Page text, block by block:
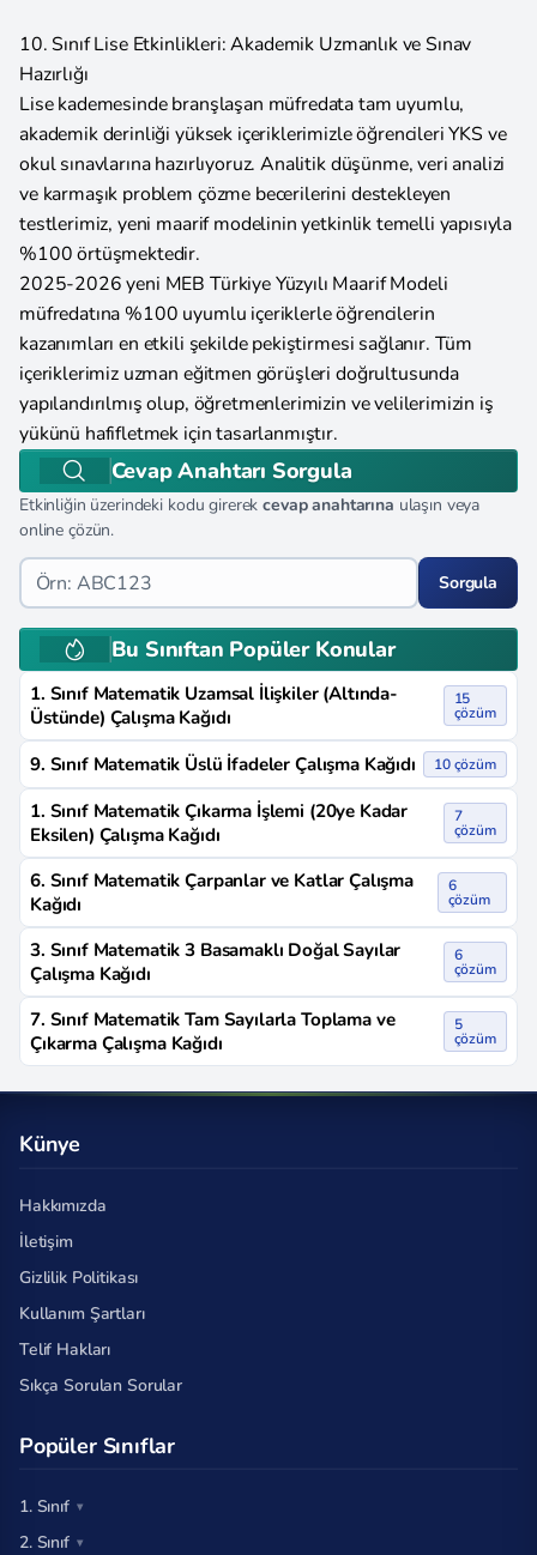
10. Sınıf Lise Etkinlikleri: Akademik Uzmanlık ve Sınav
Hazırlığı
Lise kademesinde branşlaşan müfredata tam uyumlu,
akademik derinliği yüksek içeriklerimizle öğrencileri YKS ve
okul sınavlarına hazırlıyoruz. Analitik düşünme, veri analizi
ve karmaşık problem çözme becerilerini destekleyen
testlerimiz, yeni maarif modelinin yetkinlik temelli yapısıyla
%100 örtüşmektedir.
2025-2026 yeni MEB Türkiye Yüzyılı Maarif Modeli
müfredatına %100 uyumlu içeriklerle öğrencilerin
kazanımları en etkili şekilde pekiştirmesi sağlanır. Tüm
içeriklerimiz uzman eğitmen görüşleri doğrultusunda
yapılandırılmış olup, öğretmenlerimizin ve velilerimizin iş
yükünü hafifletmek için tasarlanmıştır.
Cevap Anahtarı Sorgula
Etkinliğin üzerindeki kodu girerekcevap anahtarına ulaşın veya
online çözün.
Sorgula
Bu Sınıftan Popüler Konular
1. Sınıf Matematik Uzamsal İlişkiler (Altında-
Üstünde) Çalışma Kağıdı
15
çözüm
9. Sınıf Matematik Üslü İfadeler Çalışma Kağıdı 10 çözüm
1. Sınıf Matematik Çıkarma İşlemi (20ye Kadar
Eksilen) Çalışma Kağıdı
7
çözüm
6. Sınıf Matematik Çarpanlar ve Katlar Çalışma
Kağıdı
6
çözüm
3. Sınıf Matematik 3 Basamaklı Doğal Sayılar
Çalışma Kağıdı
6
çözüm
7. Sınıf Matematik Tam Sayılarla Toplama ve
Çıkarma Çalışma Kağıdı
5
çözüm
Künye
Hakkımızda
İletişim
Gizlilik Politikası
Kullanım Şartları
Telif Hakları
Sıkça Sorulan Sorular
Popüler Sınıflar
1. Sınıf
2. Sınıf